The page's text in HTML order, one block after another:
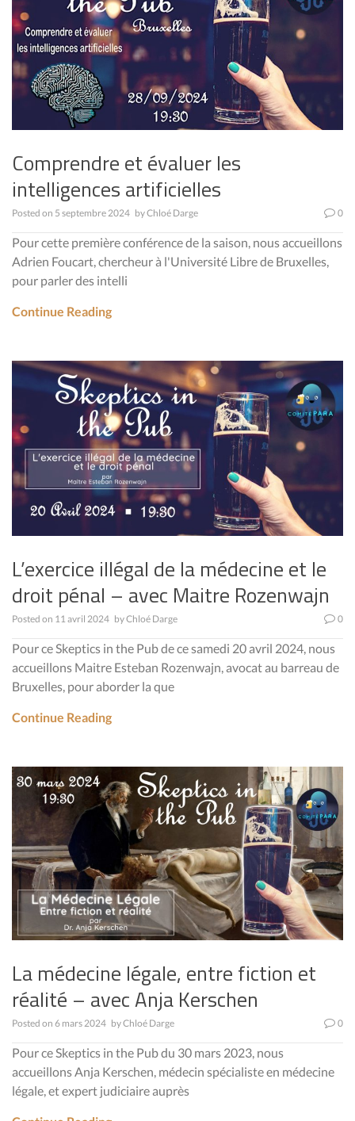
Comprendre et évaluer les
intelligences artificielles
Posted on 5 septembre 2024 byChloé Darge 0
Pour cette première conférence de la saison, nous accueillons
Adrien Foucart, chercheur à l'Université Libre de Bruxelles,
pour parler des intelli
Continue Reading
L’exercice illégal de la médecine et le
droit pénal – avec Maitre Rozenwajn
Posted on 11 avril 2024 byChloé Darge 0
Pour ce Skeptics in the Pub de ce samedi 20 avril 2024, nous
accueillons Maitre Esteban Rozenwajn, avocat au barreau de
Bruxelles, pour aborder la que
Continue Reading
La médecine légale, entre fiction et
réalité – avec Anja Kerschen
Posted on 6 mars 2024 byChloé Darge 0
Pour ce Skeptics in the Pub du 30 mars 2023, nous
accueillons Anja Kerschen, médecin spécialiste en médecine
légale, et expert judiciaire auprès